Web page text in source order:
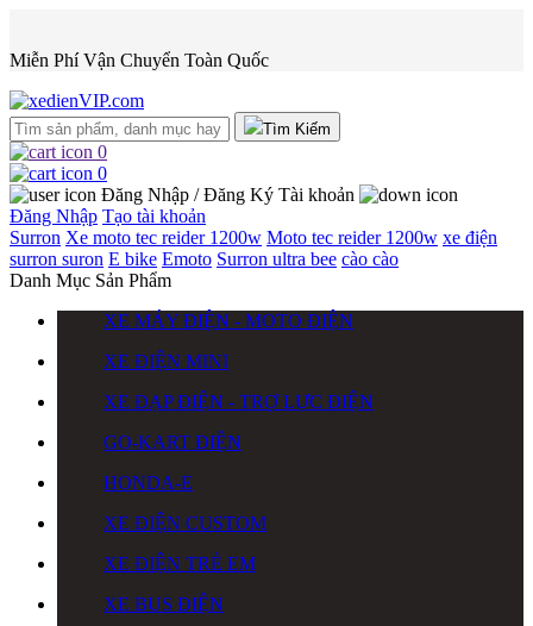
Miễn Phí Vận Chuyển Toàn Quốc
Tìm Kiếm
0
0
Đăng Nhập / Đăng Ký Tài khoản
Đăng Nhập Tạo tài khoản
Surron Xe moto tec reider 1200w Moto tec reider 1200w xe điện
surron suron E bike Emoto Surron ultra bee cào cào
Danh Mục Sản Phẩm
XE MÁY ĐIỆN - MOTO ĐIỆN
XE ĐIỆN MINI
XE ĐẠP ĐIỆN - TRỢ LỰC ĐIỆN
GO-KART ĐIỆN
HONDA-E
XE ĐIỆN CUSTOM
XE ĐIỆN TRẺ EM
XE BUS ĐIỆN